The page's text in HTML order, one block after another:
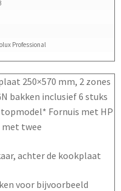
Professional
250×570 mm, 2 zones
bakken inclusief 6 stuks
Fornuis met HP
met twee
achter de kookplaat
voor bijvoorbeeld